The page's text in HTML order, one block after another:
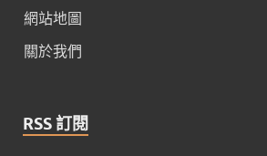
網站地圖
關於我們
RSS 訂閱